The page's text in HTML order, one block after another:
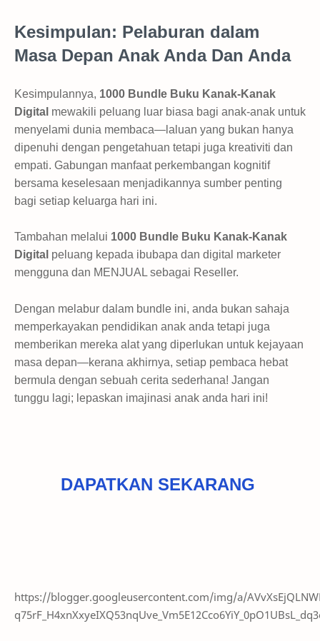
Kesimpulan: Pelaburan dalam
Masa Depan Anak Anda Dan Anda
Kesimpulannya, 1000 Bundle Buku Kanak-Kanak
Digital mewakili peluang luar biasa bagi anak-anak untuk
menyelami dunia membaca—laluan yang bukan hanya
dipenuhi dengan pengetahuan tetapi juga kreativiti dan
empati. Gabungan manfaat perkembangan kognitif
bersama keselesaan menjadikannya sumber penting
bagi setiap keluarga hari ini.
Tambahan melalui 1000 Bundle Buku Kanak-Kanak
Digital peluang kepada ibubapa dan digital marketer
mengguna dan MENJUAL sebagai Reseller.
Dengan melabur dalam bundle ini, anda bukan sahaja
memperkayakan pendidikan anak anda tetapi juga
memberikan mereka alat yang diperlukan untuk kejayaan
masa depan—kerana akhirnya, setiap pembaca hebat
bermula dengan sebuah cerita sederhana! Jangan
tunggu lagi; lepaskan imajinasi anak anda hari ini!
DAPATKAN SEKARANG
https://blogger.googleusercontent.com/img/a/